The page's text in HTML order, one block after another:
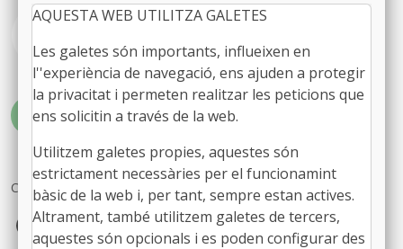
#FORMACIÓ
Comparteix
Facebook
X LinkedIn
AQUESTA WEB UTILITZA GALETES
Les galetes són importants, influeixen en
l''experiència de navegació, ens ajuden a protegir
la privacitat i permeten realitzar les peticions que
ens solicitin a través de la web.
Utilitzem galetes propies, aquestes són
estrictament necessàries per el funcionamint
bàsic de la web i, per tant, sempre estan actives.
Altrament, també utilitzem galetes de tercers,
aquestes són opcionals i es poden configurar des